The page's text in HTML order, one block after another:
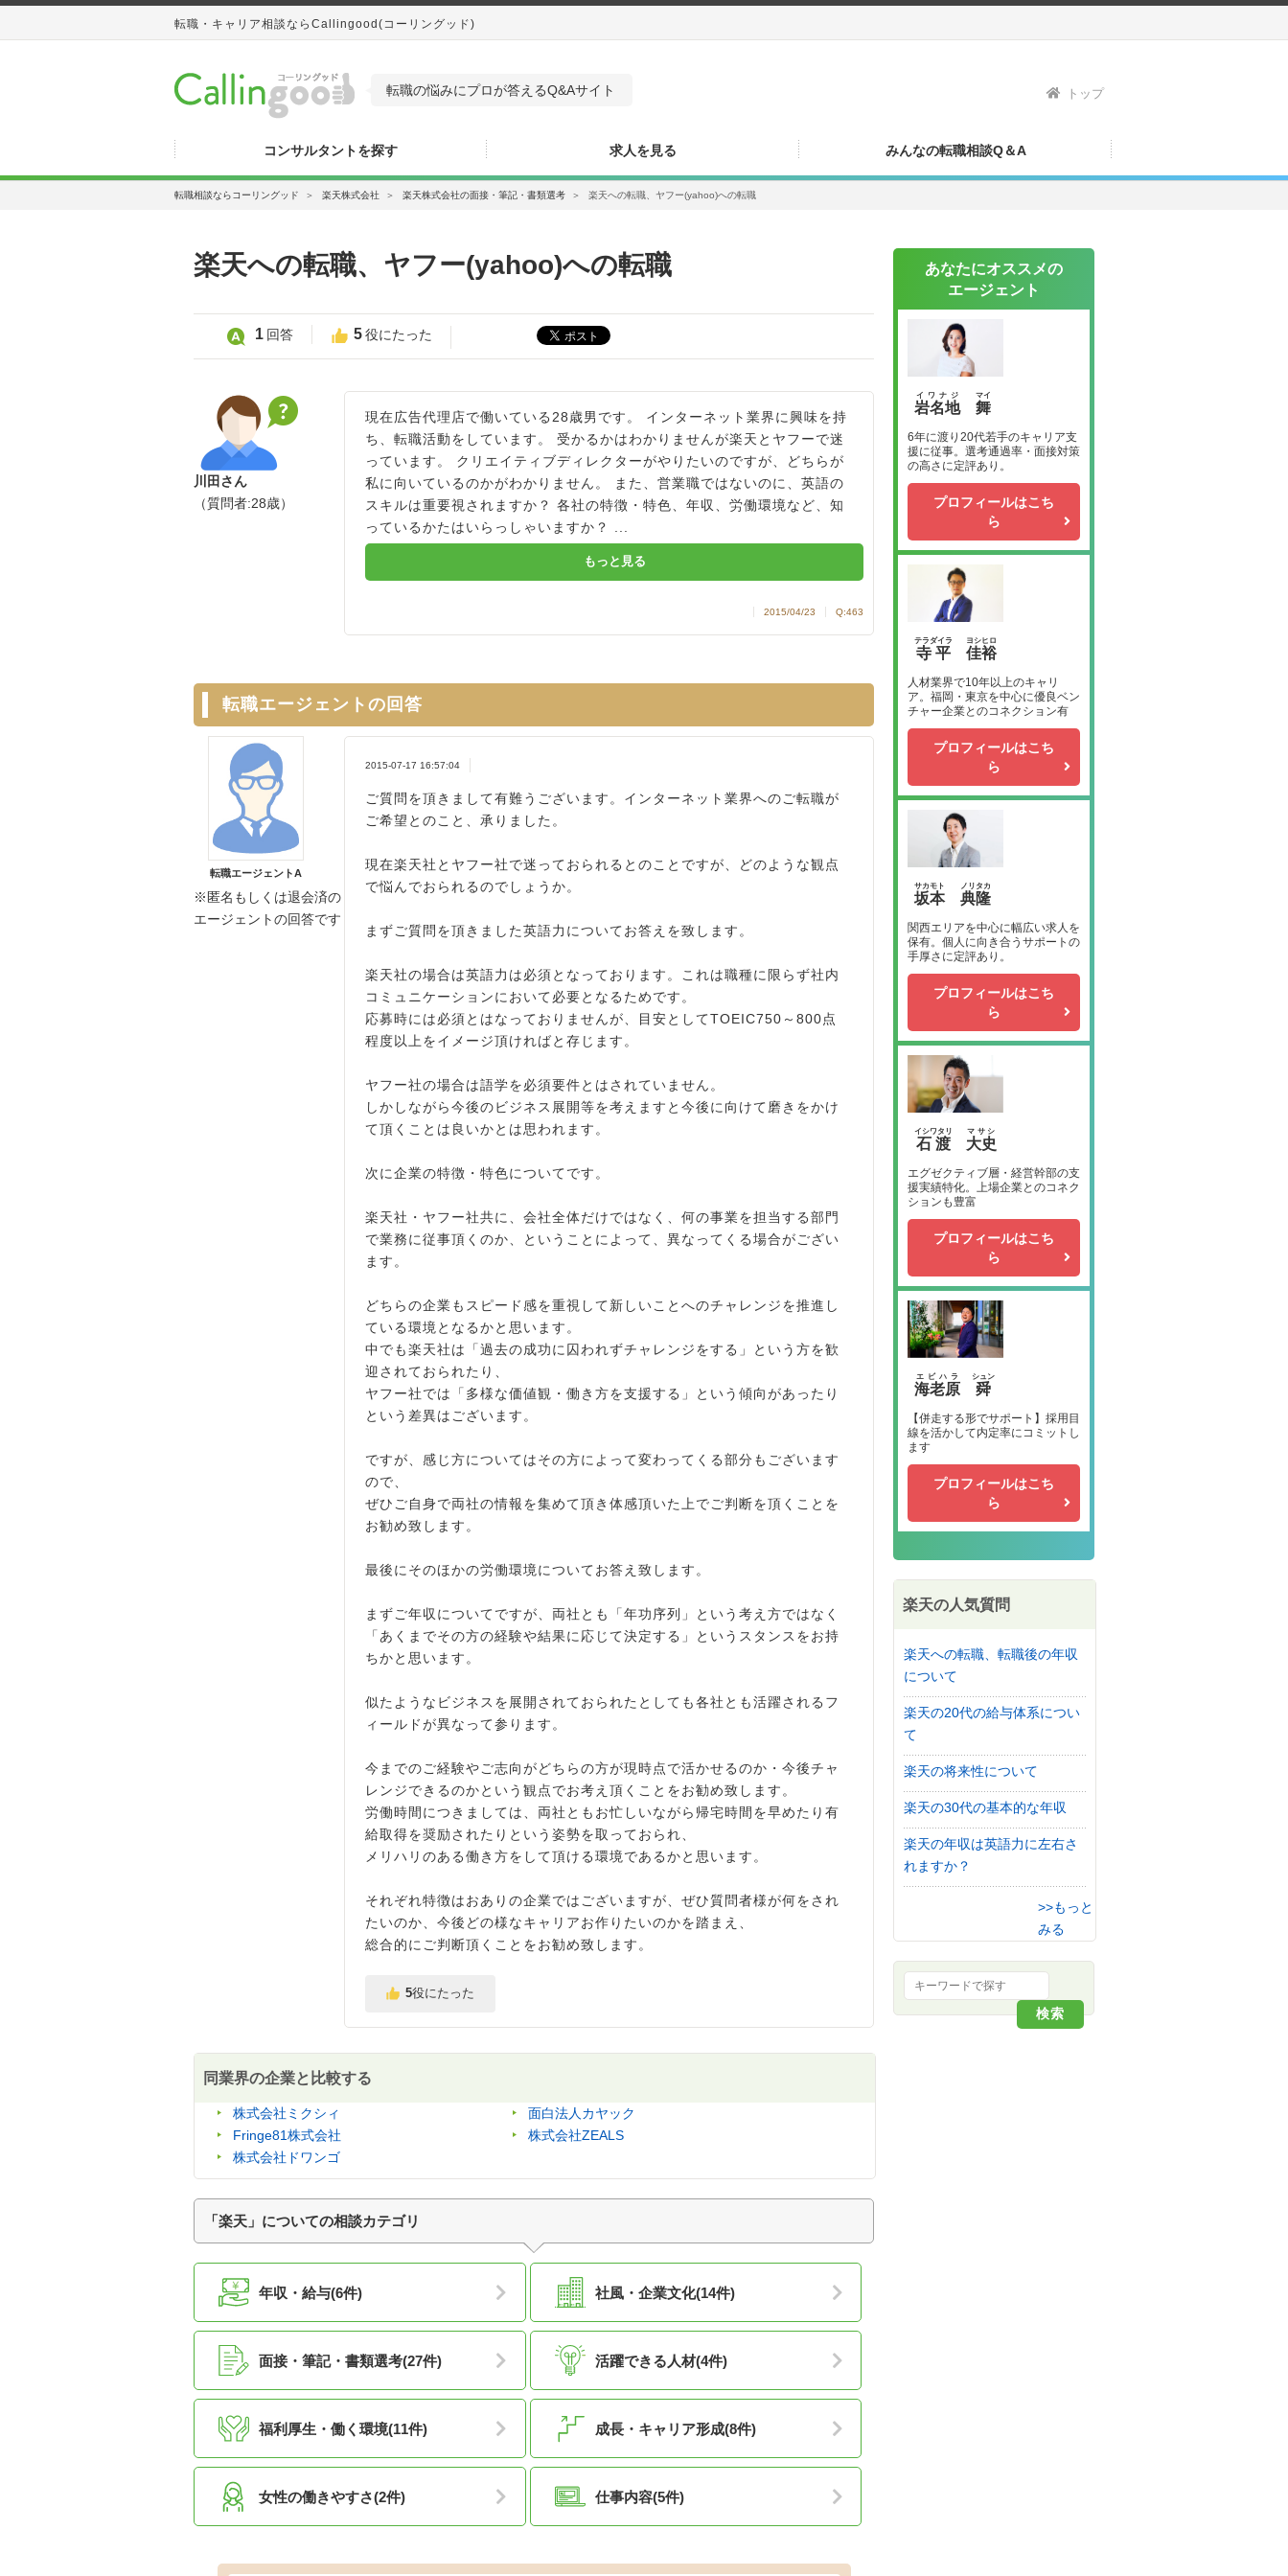
転職・キャリア相談ならCallingood(コーリングッド)
転職の悩みにプロが答えるQ&Aサイト トップ
コンサルタントを探す 求人を見る みんなの転職相談Q＆A
転職相談ならコーリングッド ＞ 楽天株式会社 ＞ 楽天株式会社の面接・筆記・書類選考 ＞ 楽天への転職、ヤフー(yahoo)への転職
楽天への転職、ヤフー(yahoo)への転職
1 回答 5役にたった
現在広告代理店で働いている28歳男です。 インターネット業界に興味を持
ち、転職活動をしています。 受かるかはわかりませんが楽天とヤフーで迷
っています。 クリエイティブディレクターがやりたいのですが、どちらが
私に向いているのかがわかりません。 また、営業職ではないのに、英語の
スキルは重要視されますか？ 各社の特徴・特色、年収、労働環境など、知
っているかたはいらっしゃいますか？ ...
もっと見る
2015/04/23 Q:463
川田さん
（質問者:28歳）
転職エージェントの回答
2015-07-17 16:57:04
ご質問を頂きまして有難うございます。インターネット業界へのご転職が
ご希望とのこと、承りました。
現在楽天社とヤフー社で迷っておられるとのことですが、どのような観点
で悩んでおられるのでしょうか。
まずご質問を頂きました英語力についてお答えを致します。
楽天社の場合は英語力は必須となっております。これは職種に限らず社内
コミュニケーションにおいて必要となるためです。
応募時には必須とはなっておりませんが、目安としてTOEIC750～800点
程度以上をイメージ頂ければと存じます。
ヤフー社の場合は語学を必須要件とはされていません。
しかしながら今後のビジネス展開等を考えますと今後に向けて磨きをかけ
て頂くことは良いかとは思われます。
次に企業の特徴・特色についてです。
楽天社・ヤフー社共に、会社全体だけではなく、何の事業を担当する部門
で業務に従事頂くのか、ということによって、異なってくる場合がござい
ます。
どちらの企業もスピード感を重視して新しいことへのチャレンジを推進し
ている環境となるかと思います。
中でも楽天社は「過去の成功に囚われずチャレンジをする」という方を歓
迎されておられたり、
ヤフー社では「多様な価値観・働き方を支援する」という傾向があったり
という差異はございます。
ですが、感じ方についてはその方によって変わってくる部分もございます
ので、
ぜひご自身で両社の情報を集めて頂き体感頂いた上でご判断を頂くことを
お勧め致します。
最後にそのほかの労働環境についてお答え致します。
まずご年収についてですが、両社とも「年功序列」という考え方ではなく
「あくまでその方の経験や結果に応じて決定する」というスタンスをお持
ちかと思います。
似たようなビジネスを展開されておられたとしても各社とも活躍されるフ
ィールドが異なって参ります。
今までのご経験やご志向がどちらの方が現時点で活かせるのか・今後チャ
レンジできるのかという観点でお考え頂くことをお勧め致します。
労働時間につきましては、両社ともお忙しいながら帰宅時間を早めたり有
給取得を奨励されたりという姿勢を取っておられ、
メリハリのある働き方をして頂ける環境であるかと思います。
それぞれ特徴はおありの企業ではございますが、ぜひ質問者様が何をされ
たいのか、今後どの様なキャリアお作りたいのかを踏まえ、
総合的にご判断頂くことをお勧め致します。
5役にたった
転職エージェントA
※匿名もしくは退会済の
エージェントの回答です
同業界の企業と比較する
株式会社ミクシィ
面白法人カヤック
Fringe81株式会社
株式会社ZEALS
株式会社ドワンゴ
「楽天」についての相談カテゴリ
年収・給与(6件) 社風・企業文化(14件)
面接・筆記・書類選考(27件) 活躍できる人材(4件)
福利厚生・働く環境(11件) 成長・キャリア形成(8件)
女性の働きやすさ(2件) 仕事内容(5件)
あなたにオススメの
エージェント
岩名地
イワナジ
舞
マイ
6年に渡り20代若手のキャリア支
援に従事。選考通過率・面接対策
の高さに定評あり。
プロフィールはこち
ら
寺平
テラダイラ
佳裕
ヨシヒロ
人材業界で10年以上のキャリ
ア。福岡・東京を中心に優良ベン
チャー企業とのコネクション有
プロフィールはこち
ら
坂本
サカモト
典隆
ノリタカ
関西エリアを中心に幅広い求人を
保有。個人に向き合うサポートの
手厚さに定評あり。
プロフィールはこち
ら
石渡
イシワタリ
大史
マサシ
エグゼクティブ層・経営幹部の支
援実績特化。上場企業とのコネク
ションも豊富
プロフィールはこち
ら
海老原
エビハラ
舜
シュン
【併走する形でサポート】採用目
線を活かして内定率にコミットし
ます
プロフィールはこち
ら
楽天の人気質問
楽天への転職、転職後の年収
について
楽天の20代の給与体系につい
て
楽天の将来性について
楽天の30代の基本的な年収
楽天の年収は英語力に左右さ
れますか？
>>もっと
みる